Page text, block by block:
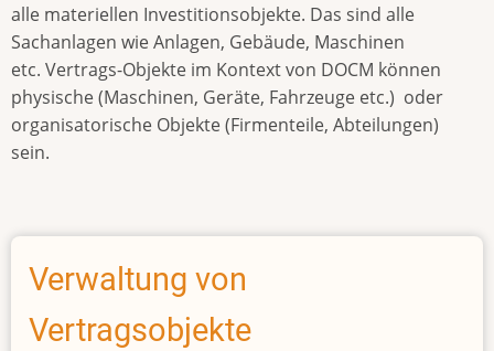
alle materiellen Investitionsobjekte. Das sind alle
Sachanlagen wie Anlagen, Gebäude, Maschinen
etc. Vertrags-Objekte im Kontext von DOCM können
physische (Maschinen, Geräte, Fahrzeuge etc.) oder
organisatorische Objekte (Firmenteile, Abteilungen)
sein.
Verwaltung von
Vertragsobjekte